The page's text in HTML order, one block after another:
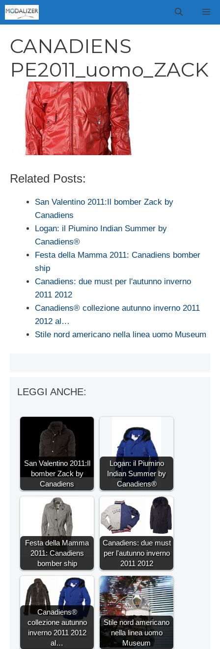
Vai
al
CANADIENS
PE2011_uomo_ZACK
Related Posts:
San Valentino 2011:Il bomber Zack by
Canadiens
Logan: il Piumino Indian Summer by
Canadiens®
Festa della Mamma 2011: Canadiens bomber
ship
Canadiens: due must per l'autunno inverno
2011 2012
Canadiens® collezione autunno inverno 2011
2012 al…
Stile nord americano nella linea uomo Museum
LEGGI ANCHE:
San Valentino 2011:Il
bomber Zack by
Canadiens
Logan: il Piumino
Indian Summer by
Canadiens®
Festa della Mamma
2011: Canadiens
bomber ship
Canadiens: due must
per l'autunno inverno
2011 2012
Canadiens®
collezione autunno
inverno 2011 2012
al…
Stile nord americano
nella linea uomo
Museum